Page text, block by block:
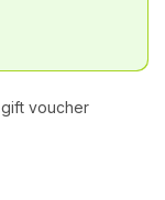
voucher